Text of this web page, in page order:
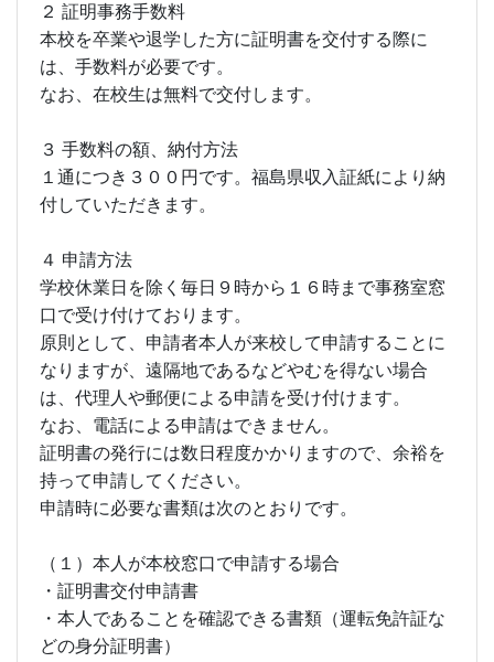
２ 証明事務手数料
本校を卒業や退学した方に証明書を交付する際に
は、手数料が必要です。
なお、在校生は無料で交付します。
３ 手数料の額、納付方法
１通につき３００円です。福島県収入証紙により納
付していただきます。
４ 申請方法
学校休業日を除く毎日９時から１６時まで事務室窓
口で受け付けております。
原則として、申請者本人が来校して申請することに
なりますが、遠隔地であるなどやむを得ない場合
は、代理人や郵便による申請を受け付けます。
なお、電話による申請はできません。
証明書の発行には数日程度かかりますので、余裕を
持って申請してください。
申請時に必要な書類は次のとおりです。
（１）本人が本校窓口で申請する場合
・証明書交付申請書
・本人であることを確認できる書類（運転免許証な
どの身分証明書）